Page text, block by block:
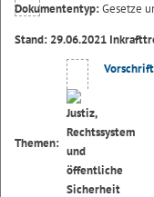
Dokumententyp:Gesetze
Stand: 29.06.2021
Themen: